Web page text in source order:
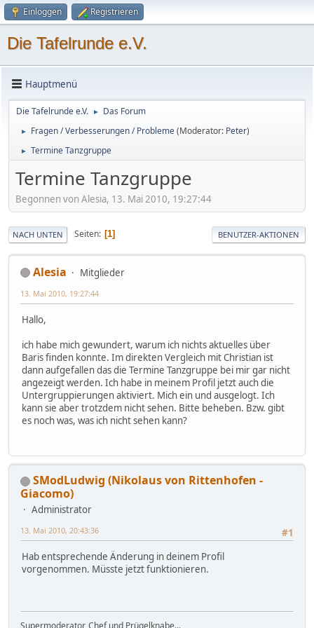
Einloggen Registrieren
Die Tafelrunde e.V.
Hauptmenü
Die Tafelrunde e.V. ► Das Forum
► Fragen / Verbesserungen / Probleme(Moderator: Peter)
► Termine Tanzgruppe
Termine Tanzgruppe
Begonnen von Alesia, 13. Mai 2010, 19:27:44
NACH UNTEN Seiten 1 BENUTZER-AKTIONEN
Alesia Mitglieder
13. Mai 2010, 19:27:44
Hallo,
ich habe mich gewundert, warum ich nichts aktuelles über
Baris finden konnte. Im direkten Vergleich mit Christian ist
dann aufgefallen das die Termine Tanzgruppe bei mir gar nicht
angezeigt werden. Ich habe in meinem Profil jetzt auch die
Untergruppierungen aktiviert. Mich ein und ausgelogt. Ich
kann sie aber trotzdem nicht sehen. Bitte beheben. Bzw. gibt
es noch was, was ich nicht sehen kann?
SModLudwig (Nikolaus von Rittenhofen -
Giacomo)
Administrator
#1
13. Mai 2010, 20:43:36
Hab entsprechende Änderung in deinem Profil
vorgenommen. Müsste jetzt funktionieren.